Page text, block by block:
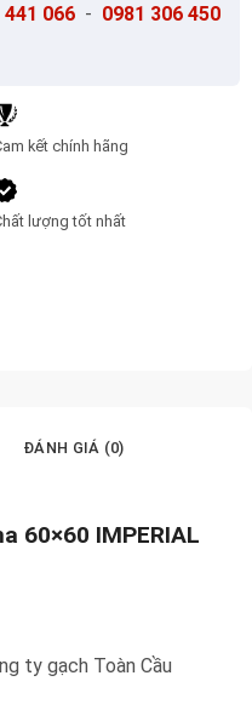
441 066 - 0981 306 450
kết chính hãng
lượng tốt nhất
ĐÁNH GIÁ (0)
60×60 IMPERIAL
ty gạch Toàn Cầu